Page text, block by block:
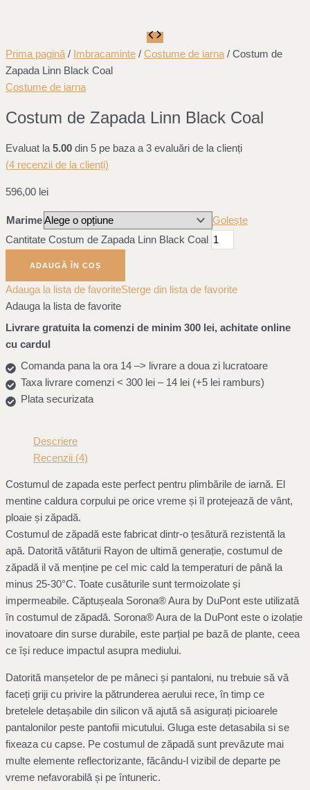
Prima pagină / Imbracaminte / Costume de iarna / Costum de
Zapada Linn Black Coal
Costume de iarna
Costum de Zapada Linn Black Coal
Evaluat la5.00 din 5 pe baza a3 evaluări de la clienți
(4 recenzii de la clienți)
596,00 lei
Marime
Golește
Cantitate Costum de Zapada Linn Black Coal
ADAUGĂ ÎN COȘ
Adauga la lista de favoriteSterge din lista de favorite
Adauga la lista de favorite
Livrare gratuita la comenzi de minim 300 lei, achitate online
cu cardul
Comanda pana la ora 14 –> livrare a doua zi lucratoare
Taxa livrare comenzi < 300 lei – 14 lei (+5 lei ramburs)
Plata securizata
Descriere
Recenzii (4)
Costumul de zapada este perfect pentru plimbările de iarnă. El
mentine caldura corpului pe orice vreme și îl protejează de vânt,
ploaie și zăpadă.
Costumul de zăpadă este fabricat dintr-o țesătură rezistentă la
apă. Datorită vătăturii Rayon de ultimă generație, costumul de
zăpadă il vă menține pe cel mic cald la temperaturi de până la
minus 25-30°С. Toate cusăturile sunt termoizolate și
impermeabile. Căptușeala Sorona® Aura by DuPont este utilizată
în costumul de zăpadă. Sorona® Aura de la DuPont este o izolație
inovatoare din surse durabile, este parțial pe bază de plante, ceea
ce își reduce impactul asupra mediului.
Datorită manșetelor de pe mâneci și pantaloni, nu trebuie să vă
faceți griji cu privire la pătrunderea aerului rece, în timp ce
bretelele detașabile din silicon vă ajută să asigurați picioarele
pantalonilor peste pantofii micutului. Gluga este detasabila si se
fixeaza cu capse. Pe costumul de zăpadă sunt prevăzute mai
multe elemente reflectorizante, făcându-l vizibil de departe pe
vreme nefavorabilă și pe întuneric.